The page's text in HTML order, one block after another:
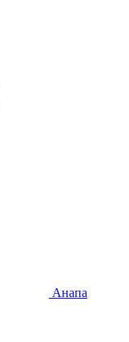
Анапа